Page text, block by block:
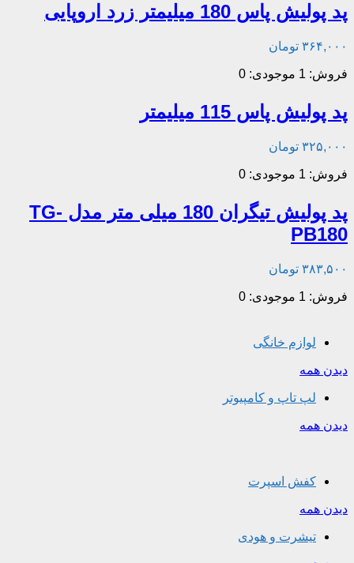
پد پولیش پاس 180 میلیمتر زرد اروپایی
۳۶۴,۰۰۰ تومان
فروش: 1 موجودی: 0
پد پولیش پاس 115 میلیمتر
۳۲۵,۰۰۰ تومان
فروش: 1 موجودی: 0
پد پولیش تیگران 180 میلی‌ متر مدل TG-
PB180
۳۸۳,۵۰۰ تومان
فروش: 1 موجودی: 0
لوازم خانگی
دیدن همه
لپ تاپ و کامپیوتر
دیدن همه
کفش اسپرت
دیدن همه
تیشرت و هودی